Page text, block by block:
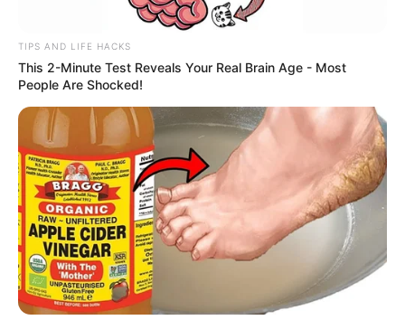
TIPS AND LIFE HACKS
This 2-Minute Test Reveals Your Real Brain Age - Most
People Are Shocked!